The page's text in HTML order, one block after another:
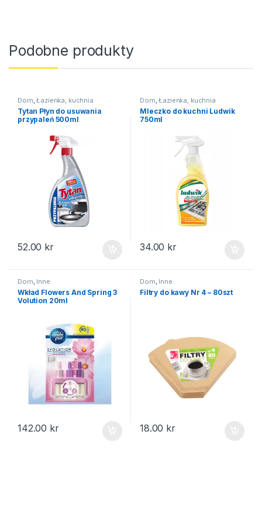
Podobne produkty
Dom,Łazienka, kuchnia
Tytan Płyn do usuwania
przypaleń 500ml
52.00 kr
Dom,Łazienka, kuchnia
Mleczko do kuchni Ludwik
750ml
34.00 kr
Dom, Inne
Wkład Flowers And Spring 3
Volution 20ml
142.00 kr
Dom, Inne
Filtry do kawy Nr 4 – 80szt
18.00 kr